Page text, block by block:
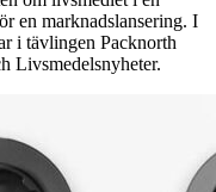
en marknadslansering. I
i tävlingen Packnorth
Livsmedelsnyheter.